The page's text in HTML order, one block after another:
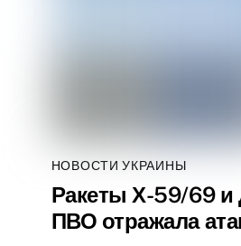
НОВОСТИ УКРАИНЫ
Ракеты Х-59/69 и
ПВО отражала